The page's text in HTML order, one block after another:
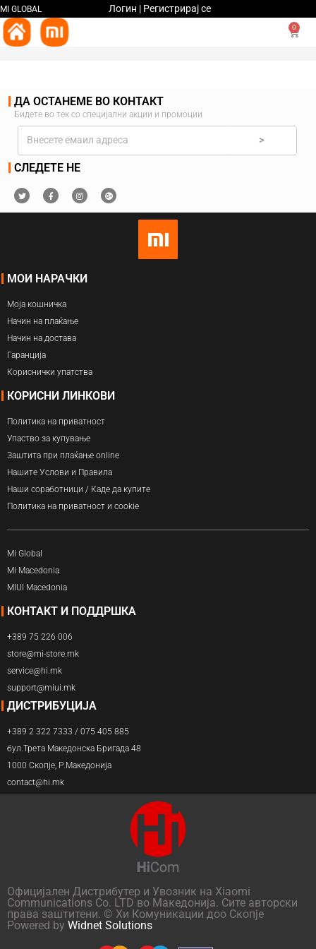
MI GLOBAL Логин | Регистрирај се
0
ДА ОСТАНЕМЕ ВО КОНТАКТ
Бидете во тек со специјални акции и промоции
>
СЛЕДЕТЕ НЕ
МОИ НАРАЧКИ
Моја кошничка
Начин на плаќање
Начин на достава
Гаранција
Кориснички упатства
КОРИСНИ ЛИНКОВИ
Политика на приватност
Упаство за купување
Заштита при плаќање online
Нашите Услови и Правила
Наши соработници / Каде да купите
Политика на приватност и cookie
Mi Global
Mi Macedonia
MIUI Macedonia
КОНТАКТ И ПОДДРШКА
+389 75 226 006
store@mi-store.mk
service@hi.mk
support@miui.mk
ДИСТРИБУЦИЈА
+389 2 322 7333 / 075 405 885
бул.Трета Македонска Бригада 48
1000 Скопје, Р.Македонија
contact@hi.mk
Официјален Дистрибутер и Увозник на Xiaomi
Communications Co. LTD во Македонија. Сите авторски
права заштитени. © Хи Комуникации доо Скопје
Powered by Widnet Solutions